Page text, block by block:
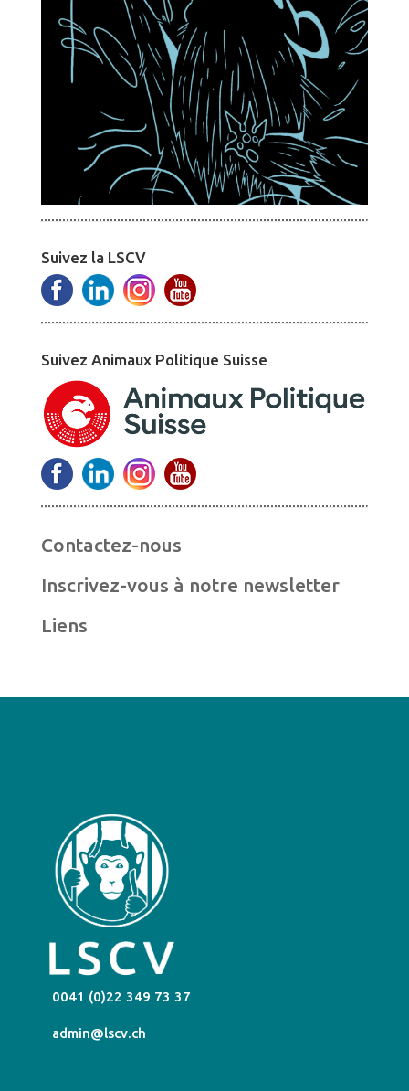
Suivez la LSCV
Suivez Animaux Politique Suisse
Contactez-nous
Inscrivez-vous à notre newsletter
Liens
0041 (0)22 349 73 37
admin@lscv.ch